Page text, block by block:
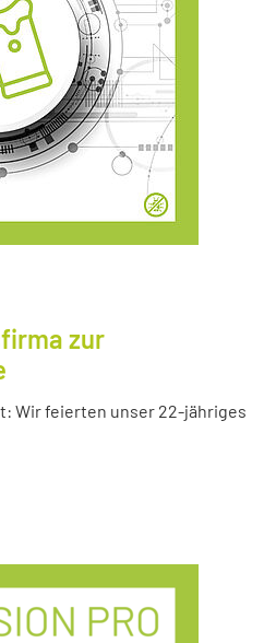
zur
Wir feierten unser 22-jähriges